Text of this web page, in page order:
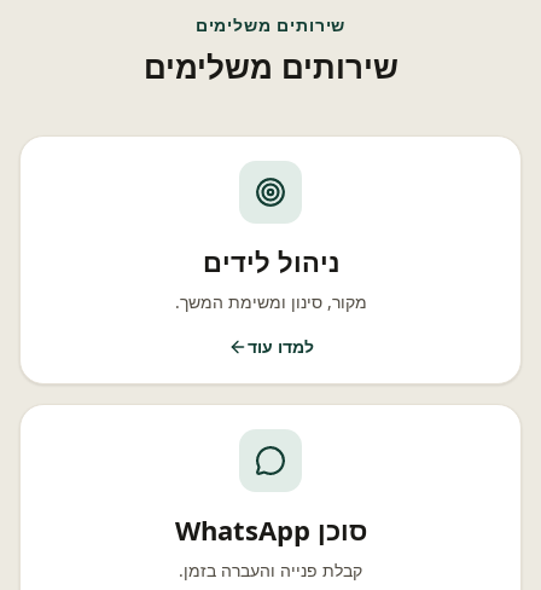
שירותים משלימים
שירותים משלימים
ניהול לידים
מקור, סינון ומשימת המשך.
למדו עוד
סוכן WhatsApp
קבלת פנייה והעברה בזמן.